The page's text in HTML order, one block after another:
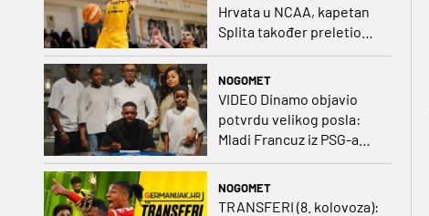
Hrvata u NCAA, kapetan
Splita također preletio
Atlantik
NOGOMET
VIDEO Dinamo objavio
potvrdu velikog posla:
Mladi Francuz iz PSG-a
zadužio dres Plavih!
NOGOMET
TRANSFERI (8. kolovoza):